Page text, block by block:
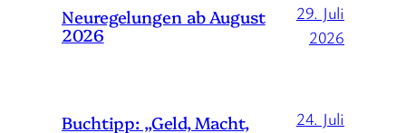
Neuregelungen ab August
2026
29. Juli
2026
Buchtipp: „Geld, Macht,
24. Juli